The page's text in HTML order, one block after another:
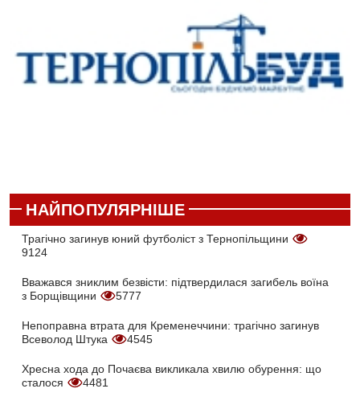
НАЙПОПУЛЯРНІШЕ
Трагічно загинув юний футболіст з Тернопільщини
9124
Вважався зниклим безвісти: підтвердилася загибель воїна
з Борщівщини
5777
Непоправна втрата для Кременеччини: трагічно загинув
Всеволод Штука
4545
Хресна хода до Почаєва викликала хвилю обурення: що
сталося
4481